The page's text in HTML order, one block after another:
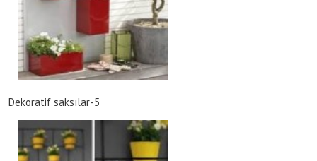
Dekoratif saksılar-5